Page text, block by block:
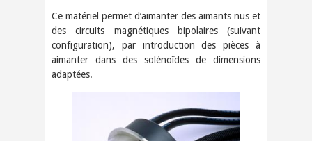
Ce matériel permet d’aimanter des aimants nus et
des circuits magnétiques bipolaires (suivant
configuration), par introduction des pièces à
aimanter dans des solénoïdes de dimensions
adaptées.